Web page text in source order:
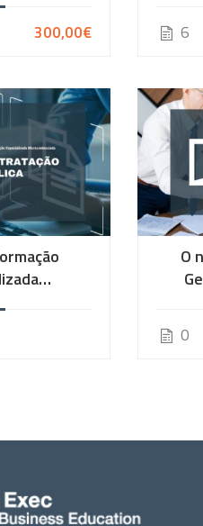
300,00€ 6
– 3.ª
O
0